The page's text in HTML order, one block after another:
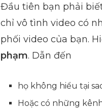
Đầu tiên bạn phải
chỉ vô tình video có
phối video của bạn.
phạm. Dẫn đến
họ không hiểu tại
Hoặc có những